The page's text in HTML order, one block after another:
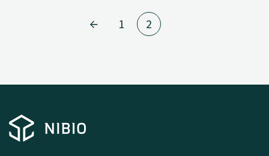
1 2